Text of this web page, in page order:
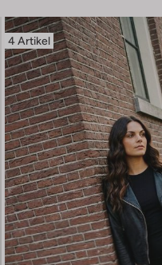
4 Artikel